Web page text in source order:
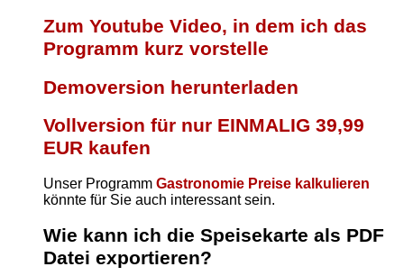
Zum Youtube Video, in dem ich das
Programm kurz vorstelle
Demoversion herunterladen
Vollversion für nur EINMALIG 39,99
EUR kaufen
Unser Programm Gastronomie Preise kalkulieren
könnte für Sie auch interessant sein.
Wie kann ich die Speisekarte als PDF
Datei exportieren?